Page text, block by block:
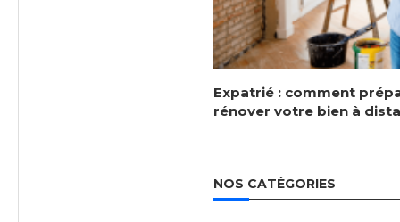
Expatrié : comment
rénover votre bien à
NOS CATÉGORIES